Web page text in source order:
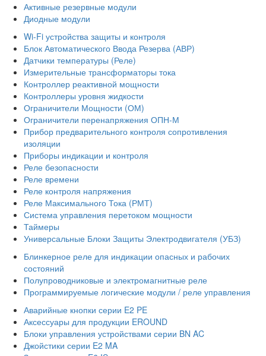
Активные резервные модули
Диодные модули
Wi-Fi устройства защиты и контроля
Блок Автоматического Ввода Резерва (АВР)
Датчики температуры (Реле)
Измерительные трансформаторы тока
Контроллер реактивной мощности
Контроллеры уровня жидкости
Ограничители Мощности (ОМ)
Ограничители перенапряжения ОПН-М
Прибор предварительного контроля сопротивления
изоляции
Приборы индикации и контроля
Реле безопасности
Реле времени
Реле контроля напряжения
Реле Максимального Тока (РМТ)
Система управления перетоком мощности
Таймеры
Универсальные Блоки Защиты Электродвигателя (УБЗ)
Блинкерное реле для индикации опасных и рабочих
состояний
Полупроводниковые и электромагнитные реле
Программируемые логические модули / реле управления
Аварийные кнопки серии E2 PE
Аксессуары для продукции EROUND
Блоки управления устройствами серии BN AC
Джойстики серии E2 MA